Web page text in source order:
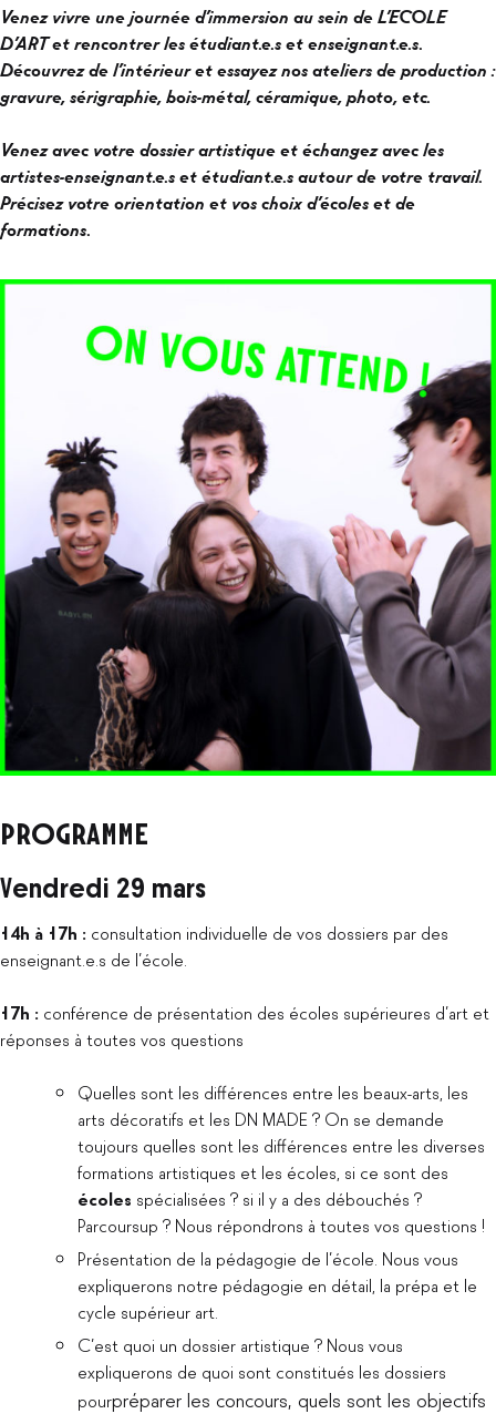
FÉVRIER
2024
Venez vivre une journée d’immersion au sein de L’ECOLE
D’ART et rencontrer les étudiant.e.s et enseignant.e.s.
Découvrez de l’intérieur et essayez nos ateliers de production :
gravure, sérigraphie, bois-métal, céramique, photo, etc.
Venez avec votre dossier artistique et échangez avec les
artistes-enseignant.e.s et étudiant.e.s autour de votre travail.
Précisez votre orientation et vos choix d’écoles et de
formations.
PROGRAMME
Vendredi 29 mars
14h à 17h : consultation individuelle de vos dossiers par des
enseignant.e.s de l’école.
17h : conférence de présentation des écoles supérieures d’art et
réponses à toutes vos questions
Quelles sont les différences entre les beaux-arts, les
arts décoratifs et les DN MADE ? On se demande
toujours quelles sont les différences entre les diverses
formations artistiques et les écoles, si ce sont des
écoles spécialisées ? si il y a des débouchés ?
Parcoursup ? Nous répondrons à toutes vos questions !
Présentation de la pédagogie de l’école. Nous vous
expliquerons notre pédagogie en détail, la prépa et le
cycle supérieur art.
C’est quoi un dossier artistique ? Nous vous
expliquerons de quoi sont constitués les dossiers
pourpréparer les concours, quels sont les objectifs